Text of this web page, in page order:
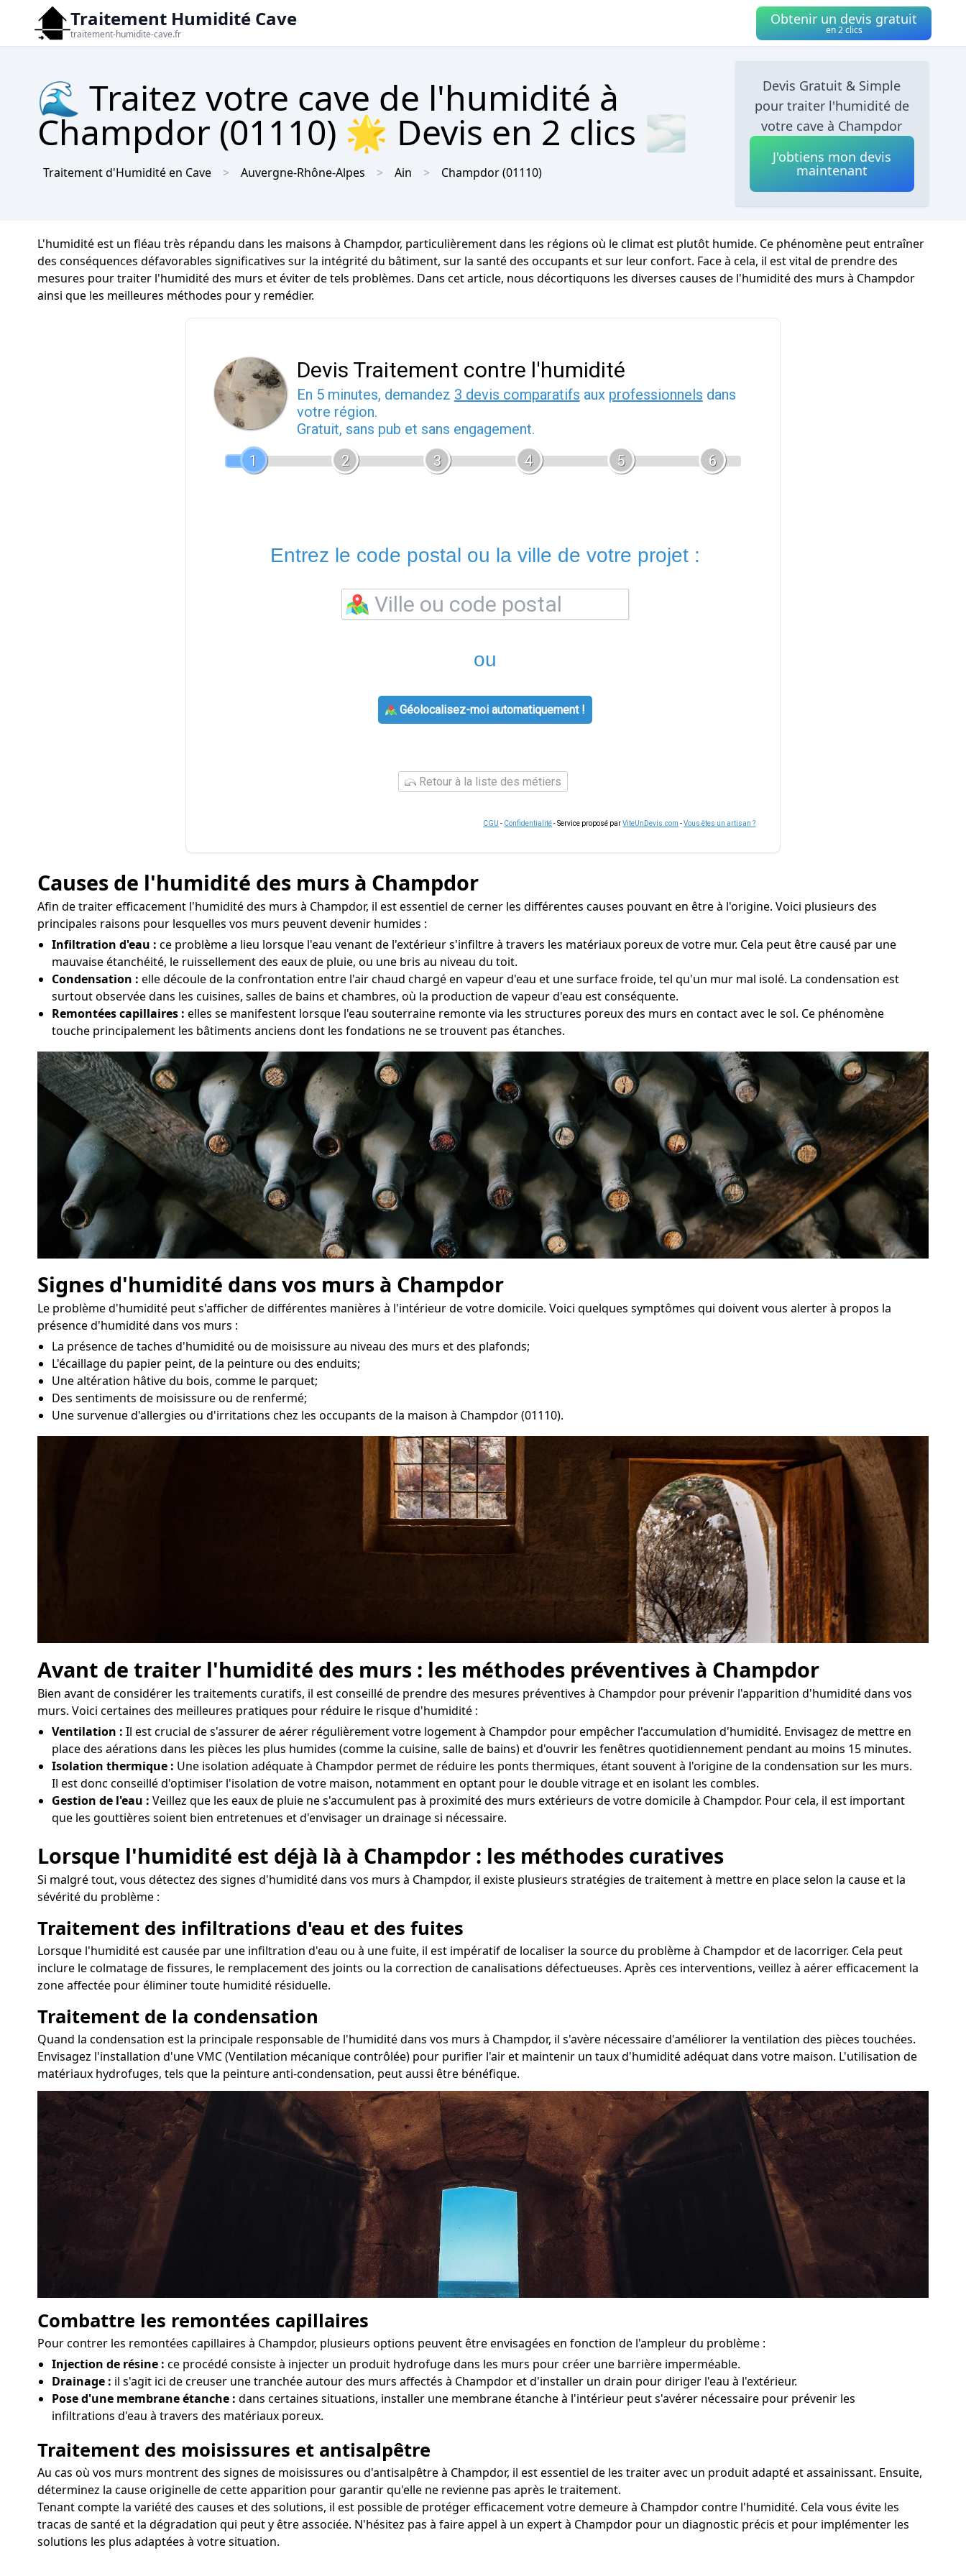
Traitement Humidité Cave
traitement-humidite-cave.fr
Obtenir un devis gratuit
en 2 clics
🌊 Traitez votre cave de l'humidité à
Champdor (01110) 🌟 Devis en 2 clics 🌫
Traitement d'Humidité en Cave Auvergne-Rhône-Alpes Ain Champdor(01110)
Devis Gratuit & Simple
pour traiter l'humidité de
votre cave à Champdor
J'obtiens mon devis
maintenant
L'humidité est un fléau très répandu dans les maisons à Champdor, particulièrement dans les régions où le climat est plutôt humide. Ce phénomène peut entraîner
des conséquences défavorables significatives sur la intégrité du bâtiment, sur la santé des occupants et sur leur confort. Face à cela, il est vital de prendre des
mesures pour traiter l'humidité des murs et éviter de tels problèmes. Dans cet article, nous décortiquons les diverses causes de l'humidité des murs à Champdor
ainsi que les meilleures méthodes pour y remédier.
Devis Traitement contre l'humidité
En 5 minutes, demandez 3 devis comparatifs aux professionnels dans
votre région.
Gratuit, sans pub et sans engagement.
1
2 3 4 5 6
Entrez le code postal ou la ville de votre projet :
ou
Géolocalisez-moi automatiquement !
Retour à la liste des métiers
CGU - Confidentialité- Service proposé parViteUnDevis.com -Vous êtes un artisan ?
Causes de l'humidité des murs à Champdor
Afin de traiter efficacement l'humidité des murs à Champdor, il est essentiel de cerner les différentes causes pouvant en être à l'origine. Voici plusieurs des
principales raisons pour lesquelles vos murs peuvent devenir humides :
Infiltration d'eau : ce problème a lieu lorsque l'eau venant de l'extérieur s'infiltre à travers les matériaux poreux de votre mur. Cela peut être causé par une
mauvaise étanchéité, le ruissellement des eaux de pluie, ou une bris au niveau du toit.
Condensation : elle découle de la confrontation entre l'air chaud chargé en vapeur d'eau et une surface froide, tel qu'un mur mal isolé. La condensation est
surtout observée dans les cuisines, salles de bains et chambres, où la production de vapeur d'eau est conséquente.
Remontées capillaires : elles se manifestent lorsque l'eau souterraine remonte via les structures poreux des murs en contact avec le sol. Ce phénomène
touche principalement les bâtiments anciens dont les fondations ne se trouvent pas étanches.
Signes d'humidité dans vos murs à Champdor
Le problème d'humidité peut s'afficher de différentes manières à l'intérieur de votre domicile. Voici quelques symptômes qui doivent vous alerter à propos la
présence d'humidité dans vos murs :
La présence de taches d'humidité ou de moisissure au niveau des murs et des plafonds;
L'écaillage du papier peint, de la peinture ou des enduits;
Une altération hâtive du bois, comme le parquet;
Des sentiments de moisissure ou de renfermé;
Une survenue d'allergies ou d'irritations chez les occupants de la maison à Champdor (01110).
Avant de traiter l'humidité des murs : les méthodes préventives à Champdor
Bien avant de considérer les traitements curatifs, il est conseillé de prendre des mesures préventives à Champdor pour prévenir l'apparition d'humidité dans vos
murs. Voici certaines des meilleures pratiques pour réduire le risque d'humidité :
Ventilation : Il est crucial de s'assurer de aérer régulièrement votre logement à Champdor pour empêcher l'accumulation d'humidité. Envisagez de mettre en
place des aérations dans les pièces les plus humides (comme la cuisine, salle de bains) et d'ouvrir les fenêtres quotidiennement pendant au moins 15 minutes.
Isolation thermique : Une isolation adéquate à Champdor permet de réduire les ponts thermiques, étant souvent à l'origine de la condensation sur les murs.
Il est donc conseillé d'optimiser l'isolation de votre maison, notamment en optant pour le double vitrage et en isolant les combles.
Gestion de l'eau : Veillez que les eaux de pluie ne s'accumulent pas à proximité des murs extérieurs de votre domicile à Champdor. Pour cela, il est important
que les gouttières soient bien entretenues et d'envisager un drainage si nécessaire.
Lorsque l'humidité est déjà là à Champdor : les méthodes curatives
Si malgré tout, vous détectez des signes d'humidité dans vos murs à Champdor, il existe plusieurs stratégies de traitement à mettre en place selon la cause et la
sévérité du problème :
Traitement des infiltrations d'eau et des fuites
Lorsque l'humidité est causée par une infiltration d'eau ou à une fuite, il est impératif de localiser la source du problème à Champdor et de lacorriger. Cela peut
inclure le colmatage de fissures, le remplacement des joints ou la correction de canalisations défectueuses. Après ces interventions, veillez à aérer efficacement la
zone affectée pour éliminer toute humidité résiduelle.
Traitement de la condensation
Quand la condensation est la principale responsable de l'humidité dans vos murs à Champdor, il s'avère nécessaire d'améliorer la ventilation des pièces touchées.
Envisagez l'installation d'une VMC (Ventilation mécanique contrôlée) pour purifier l'air et maintenir un taux d'humidité adéquat dans votre maison. L'utilisation de
matériaux hydrofuges, tels que la peinture anti-condensation, peut aussi être bénéfique.
Combattre les remontées capillaires
Pour contrer les remontées capillaires à Champdor, plusieurs options peuvent être envisagées en fonction de l'ampleur du problème :
Injection de résine : ce procédé consiste à injecter un produit hydrofuge dans les murs pour créer une barrière imperméable.
Drainage : il s'agit ici de creuser une tranchée autour des murs affectés à Champdor et d'installer un drain pour diriger l'eau à l'extérieur.
Pose d'une membrane étanche : dans certaines situations, installer une membrane étanche à l'intérieur peut s'avérer nécessaire pour prévenir les
infiltrations d'eau à travers des matériaux poreux.
Traitement des moisissures et antisalpêtre
Au cas où vos murs montrent des signes de moisissures ou d'antisalpêtre à Champdor, il est essentiel de les traiter avec un produit adapté et assainissant. Ensuite,
déterminez la cause originelle de cette apparition pour garantir qu'elle ne revienne pas après le traitement.
Tenant compte la variété des causes et des solutions, il est possible de protéger efficacement votre demeure à Champdor contre l'humidité. Cela vous évite les
tracas de santé et la dégradation qui peut y être associée. N'hésitez pas à faire appel à un expert à Champdor pour un diagnostic précis et pour implémenter les
solutions les plus adaptées à votre situation.